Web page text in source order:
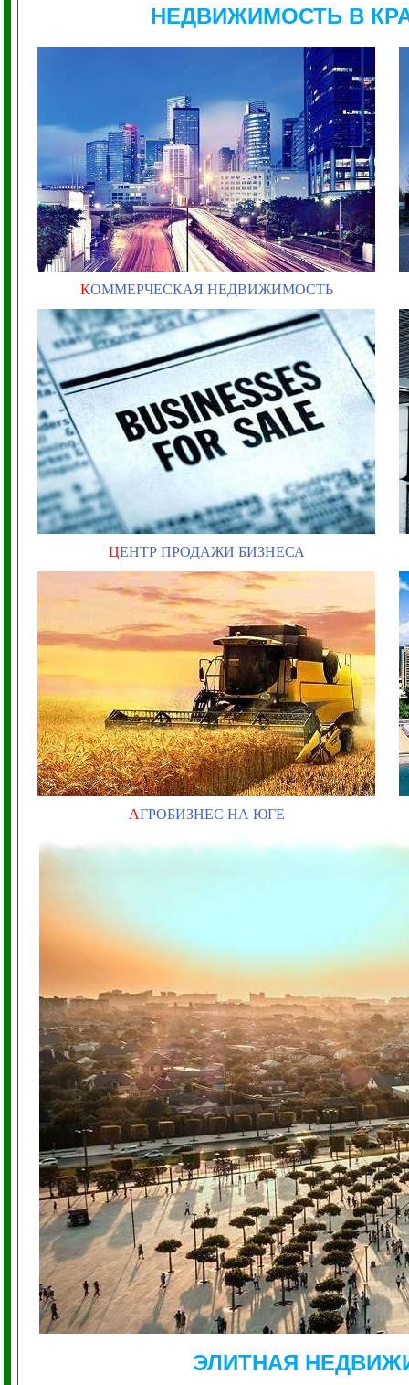
НЕДВИЖИМОСТЬ В
КОММЕРЧЕСКАЯ НЕДВИЖИМОСТЬ
ЦЕНТР ПРОДАЖИ БИЗНЕСА
АГРОБИЗНЕС НА ЮГЕ
ЭЛИТНАЯ